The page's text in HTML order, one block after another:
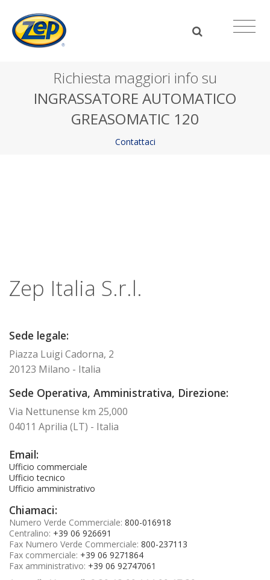
Richiesta maggiori info su
INGRASSATORE AUTOMATICO
GREASOMATIC 120
Contattaci
Zep Italia S.r.l.
Sede legale:
Piazza Luigi Cadorna, 2
20123 Milano - Italia
Sede Operativa, Amministrativa, Direzione:
Via Nettunense km 25,000
04011 Aprilia (LT) - Italia
Email:
Ufficio commerciale
Ufficio tecnico
Ufficio amministrativo
Chiamaci:
Numero Verde Commerciale: 800-016918
Centralino: +39 06 926691
Fax Numero Verde Commerciale: 800-237113
Fax commerciale: +39 06 9271864
Fax amministrativo: +39 06 92747061